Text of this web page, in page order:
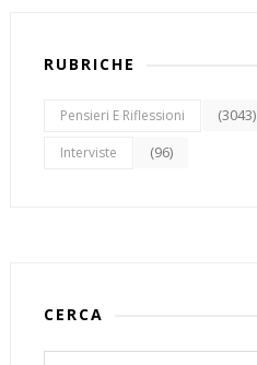
RUBRICHE
Pensieri E Riflessioni (3043)
Interviste (96)
CERCA